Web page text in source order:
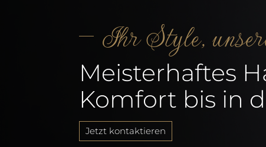
Ihr Style,
Meisterhaftes
Komfort bis in
Jetzt kontaktieren